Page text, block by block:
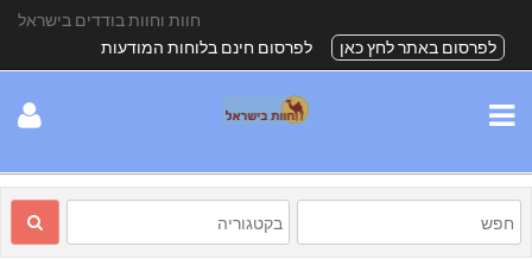
חוות וחוות בודדים בישראל
לפרסום באתר לחץ כאן
לפרסום חינם בלוחות המודעות